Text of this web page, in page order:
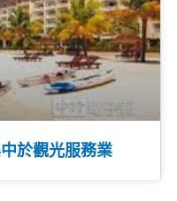
於觀光服務業